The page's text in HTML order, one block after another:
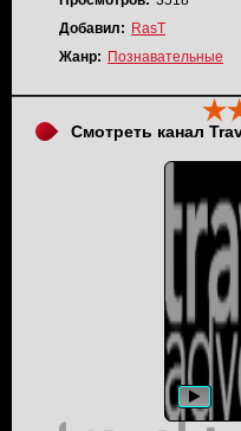
Добавил: RasT
Жанр: Познавательные
Смотреть канал